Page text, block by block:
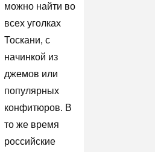
можно найти во
всех уголках
Тоскани, с
начинкой из
джемов или
популярных
конфитюров. В
то же время
российские